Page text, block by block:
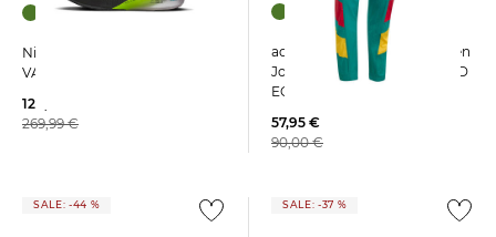
Nike | Herren Laufschuhe
VAPORFLY 4
129,99 €
269,99 €
adidas Performance | Herren
Jogginghose DEUTSCHLAND
EQTGRN
57,95 €
90,00 €
SALE: -44 % SALE: -37 %